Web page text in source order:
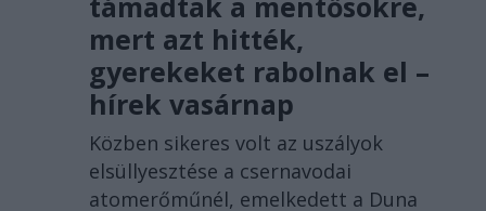
mert azt hitték,
gyerekeket rabolnak el –
hírek vasárnap
Közben sikeres volt az uszályok
elsüllyesztése a csernavodai
atomerőműnél, emelkedett a Duna